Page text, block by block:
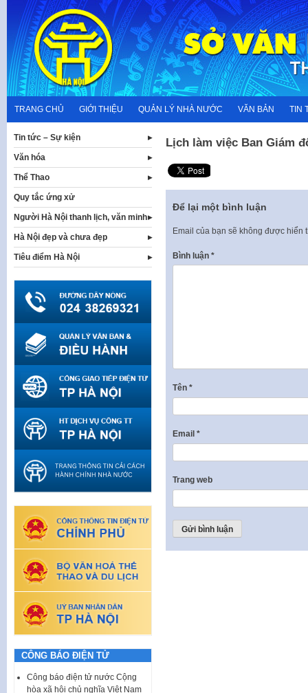
content
TRANG CHỦ GIỚI THIỆU QUẢN LÝ NHÀ NƯỚC VĂN BẢN TIN
Lịch làm việc Ban Giám
Để lại một bình luận
Email của bạn sẽ không được hiển
Bình luận *
Tên *
Email *
Trang web
Tin tức – Sự kiện
Văn hóa
Thể Thao
Quy tắc ứng xử
Người Hà Nội thanh lịch, văn minh
Hà Nội đẹp và chưa đẹp
Tiêu điểm Hà Nội
CÔNG BÁO ĐIỆN TỬ
Công báo điện tử nước Cộng
hòa xã hội chủ nghĩa Việt Nam